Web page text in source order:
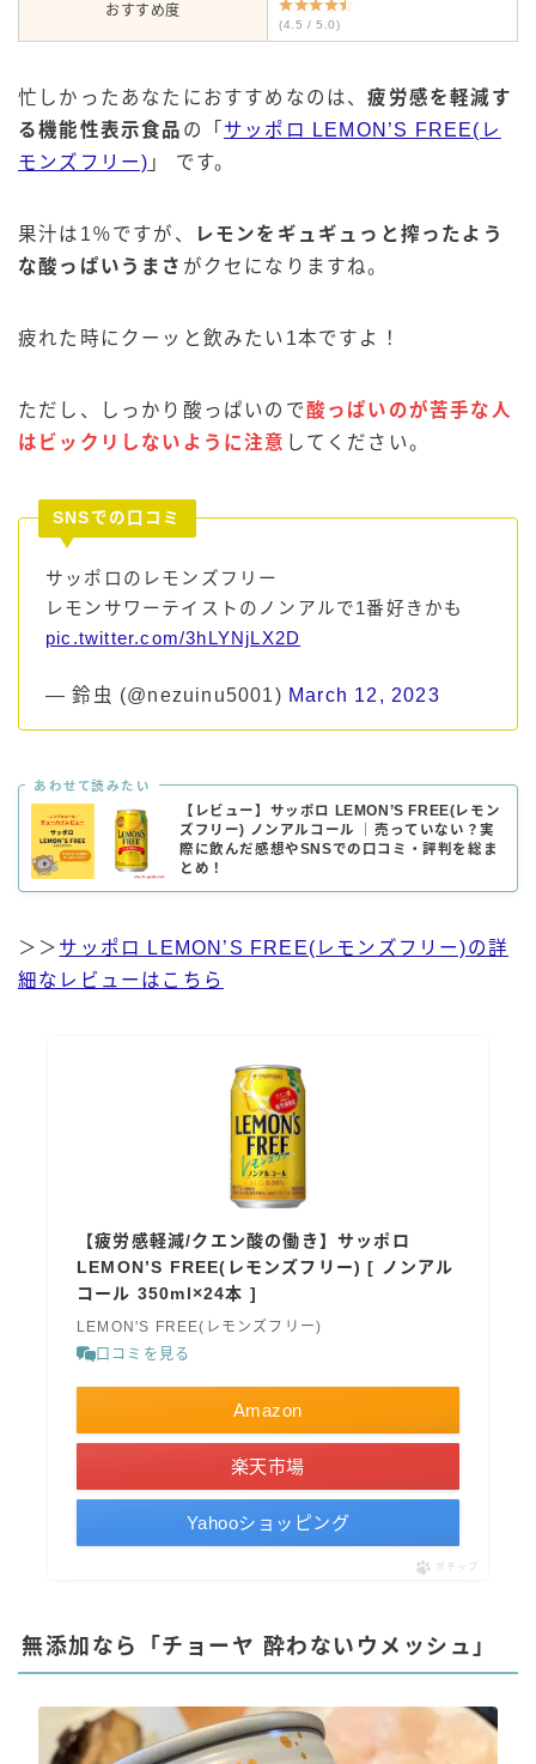
おすすめ度
(4.5 / 5.0)
忙しかったあなたにおすすめなのは、疲労感を軽減す
る機能性表示食品 の「 サッポロ LEMON’S FREE(レ
モンズフリー) 」 です。
果汁は1％ですが、
レモンをギュギュっと搾ったよう
な酸っぱいうまさ がクセになりますね。
疲れた時にクーッと飲みたい1本ですよ！
ただし、しっかり酸っぱいので酸っぱいのが苦手な人
はビックリしないように注意 してください。
SNSでの口コミ
サッポロのレモンズフリー
レモンサワーテイストのノンアルで1番好きかも
pic.twitter.com/3hLYNjLX2D
— 鈴虫 (@nezuinu5001) March 12, 2023
あわせて読みたい
【レビュー】サッポロ LEMON’S FREE(レモン
ズフリー) ノンアルコール ｜売っていない？実
際に飲んだ感想やSNSでの口コミ・評判を総ま
とめ！
＞＞ サッポロ LEMON’S FREE(レモンズフリー)の詳
細なレビューはこちら
【疲労感軽減/クエン酸の働き】サッポロ
LEMON’S FREE(レモンズフリー) [ ノンアル
コール 350ml×24本 ]
LEMON'S FREE(レモンズフリー)
口コミを見る
Amazon
楽天市場
Yahooショッピング
ポチップ
無添加なら「チョーヤ 酔わないウメッシュ」
毎日更新
缶チューハイの売れ筋ランキングはこちら